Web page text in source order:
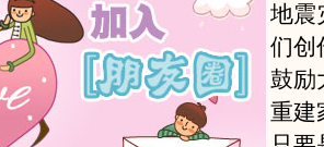
地震
们创
鼓励
重建